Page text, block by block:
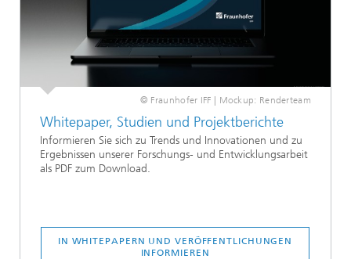
© Fraunhofer IFF | Mockup: Renderteam
Whitepaper, Studien und Projektberichte
Informieren Sie sich zu Trends und Innovationen und zu
Ergebnissen unserer Forschungs- und Entwicklungsarbeit
als PDF zum Download.
IN WHITEPAPERN UND VERÖFFENTLICHUNGEN
INFORMIEREN